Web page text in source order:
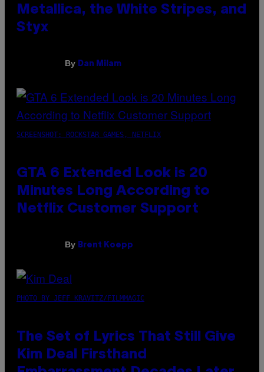
Metallica, the White Stripes, and
Styx
By Dan Milam
SCREENSHOT: ROCKSTAR GAMES, NETFLIX
GTA 6 Extended Look is 20
Minutes Long According to
Netflix Customer Support
By Brent Koepp
PHOTO BY JEFF KRAVITZ/FILMMAGIC
The Set of Lyrics That Still Give
Kim Deal Firsthand